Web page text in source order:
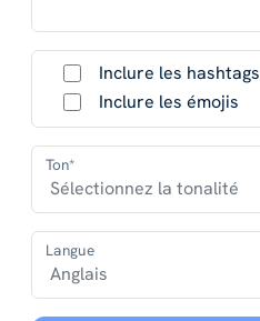
Inclure les hashtags
Inclure les émojis
Ton*
Langue